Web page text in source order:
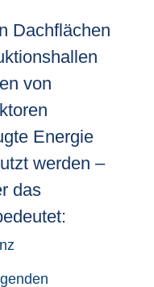
Dachflächen
von
Energie
werden –
das